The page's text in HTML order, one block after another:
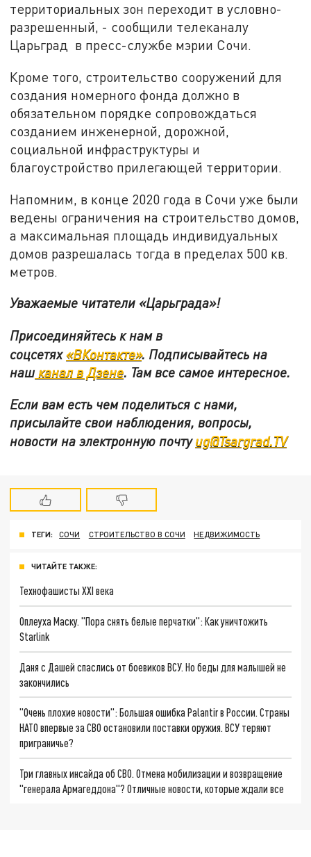
территориальных зон переходит в условно-
разрешенный, - сообщили телеканалу
Царьград в пресс-службе мэрии Сочи.
Кроме того, строительство сооружений для
создания номерного фонда должно в
обязательном порядке сопровождаться
созданием инженерной, дорожной,
социальной инфраструктуры и
благоустройство прилегающей территории.
Напомним, в конце 2020 года в Сочи уже были
ведены ограничения на строительство домов,
а максимальная площадь индивидуальных
домов разрешалась тогда в пределах 500 кв.
метров.
Уважаемые читатели «Царьграда»!
Присоединяйтесь к нам в
соцсетях«ВКонтакте». Подписывайтесь на
нашканал в Дзене. Там все самое интересное.
Если вам есть чем поделиться с нами,
присылайте свои наблюдения, вопросы,
новости на электронную почтуug@Tsargrad.TV
ТЕГИ: СОЧИ СТРОИТЕЛЬСТВО В СОЧИ НЕДВИЖИМОСТЬ
ЧИТАЙТЕ ТАКЖЕ:
Технофашисты XXI века
Оплеуха Маску. "Пора снять белые перчатки": Как уничтожить
Starlink
Даня с Дашей спаслись от боевиков ВСУ. Но беды для малышей не
закончились
"Очень плохие новости": Большая ошибка Palantir в России. Страны
НАТО впервые за СВО остановили поставки оружия. ВСУ теряют
приграничье?
Три главных инсайда об СВО. Отмена мобилизации и возвращение
"генерала Армагеддона"? Отличные новости, которые ждали все